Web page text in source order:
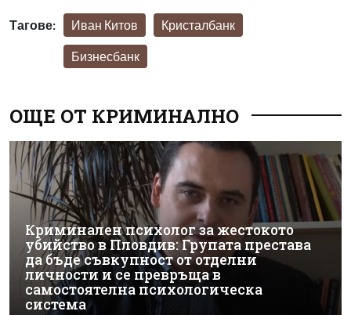
Тагове: Иван Китов Кристалбанк
Бизнесбанк
ОЩЕ ОТ КРИМИНАЛНО
Криминален психолог за жестокото
убийство в Пловдив: Групата престава
да бъде съвкупност от отделни
личности и се превръща в
самостоятелна психологическа
система